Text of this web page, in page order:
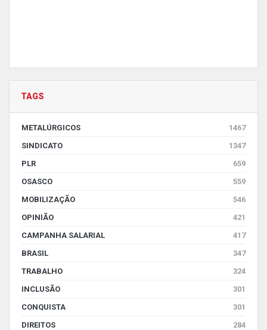
TAGS
METALÚRGICOS
1467
SINDICATO
1347
PLR
659
OSASCO
559
MOBILIZAÇÃO
546
OPINIÃO
421
CAMPANHA SALARIAL
417
BRASIL
347
TRABALHO
324
INCLUSÃO
301
CONQUISTA
301
DIREITOS
284